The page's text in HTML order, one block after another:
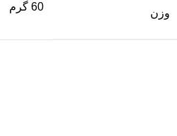
وزن
60 گرم